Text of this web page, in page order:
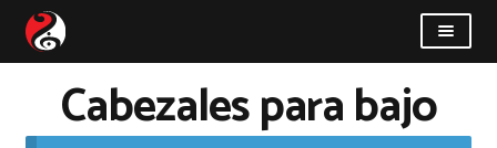
Saltar
a
la
navegación
Saltar
al
contenido
TallerCabezales para bajo